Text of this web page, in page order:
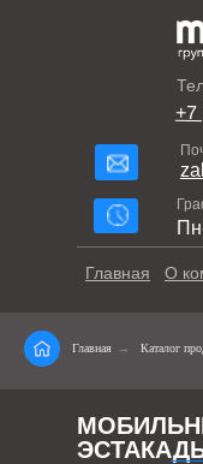
+7
О
Главная
Главная → Каталог